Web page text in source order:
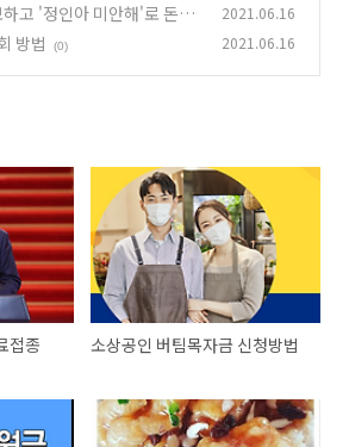
고 '정인아 미안해'로 돈버
2021.06.16
방법 (0) 2021.06.16
접종 소상공인 버팀목자금 신청방법